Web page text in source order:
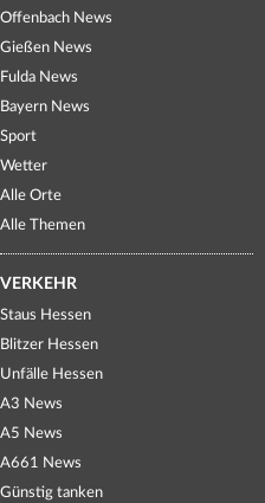
Offenbach News
Gießen News
Fulda News
Bayern News
Sport
Wetter
Alle Orte
Alle Themen
VERKEHR
Staus Hessen
Blitzer Hessen
Unfälle Hessen
A3 News
A5 News
A661 News
Günstig tanken